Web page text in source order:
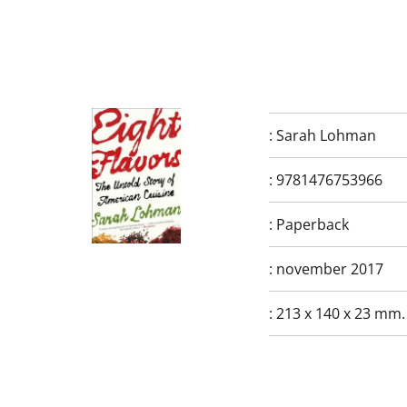
: Sarah Lohman
: 9781476753966
: Paperback
: november 2017
: 213 x 140 x 23 mm.